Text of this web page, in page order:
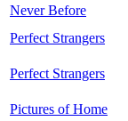
Never Before
Perfect Strangers
Perfect Strangers
Pictures of Home